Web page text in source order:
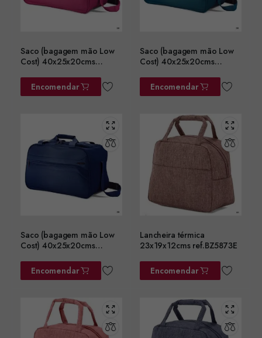
Saco (bagagem mão Low
Cost) 40x25x20cms
Encomendar
Saco (bagagem mão Low
Cost) 40x25x20cms
Encomendar
Saco (bagagem mão Low
Cost) 40x25x20cms
Encomendar
Lancheira térmica
23x19x12cms ref.BZ5873E
Encomendar